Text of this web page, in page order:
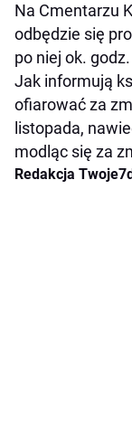
Na Cmentarzu
odbędzie się
po niej ok.
Jak informują
ofiarować za
listopada,
modląc się za
Redakcja